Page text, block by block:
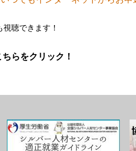
聴できます！
らをクリック！